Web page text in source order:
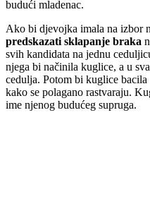
budući mladenac.
Ako bi djevojka imala na izbor
predskazati sklapanje braka
svih kandidata na jednu
njega bi načinila kuglice, a u
cedulja. Potom bi kuglice
kako se polagano rastvaraju.
ime njenog budućeg supruga.